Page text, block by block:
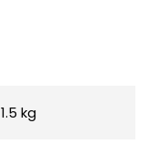
1.5 kg